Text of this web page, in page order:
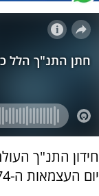
חידון התנ"ך
יום העצמאות ה-74 למדינת ישראל, בתיאטרון ירושלים.